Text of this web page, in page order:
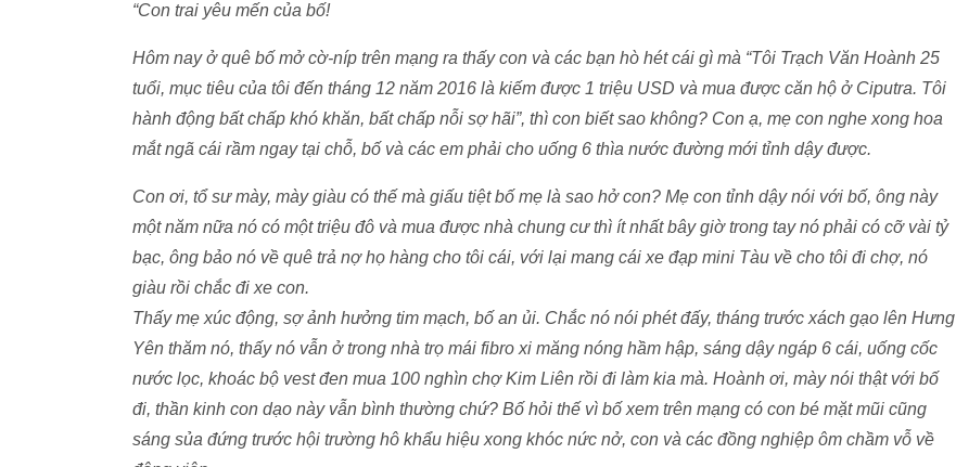
“Con trai yêu mến của bố!
Hôm nay ở quê bố mở cờ-níp trên mạng ra thấy con và các bạn hò hét cái gì mà “Tôi Trạch Văn Hoành 25
tuổi, mục tiêu của tôi đến tháng 12 năm 2016 là kiếm được 1 triệu USD và mua được căn hộ ở Ciputra. Tôi
hành động bất chấp khó khăn, bất chấp nỗi sợ hãi”, thì con biết sao không? Con ạ, mẹ con nghe xong hoa
mắt ngã cái rầm ngay tại chỗ, bố và các em phải cho uống 6 thìa nước đường mới tỉnh dậy được.
Con ơi, tổ sư mày, mày giàu có thế mà giấu tiệt bố mẹ là sao hở con? Mẹ con tỉnh dậy nói với bố, ông này
một năm nữa nó có một triệu đô và mua được nhà chung cư thì ít nhất bây giờ trong tay nó phải có cỡ vài tỷ
bạc, ông bảo nó về quê trả nợ họ hàng cho tôi cái, với lại mang cái xe đạp mini Tàu về cho tôi đi chợ, nó
giàu rồi chắc đi xe con.
Thấy mẹ xúc động, sợ ảnh hưởng tim mạch, bố an ủi. Chắc nó nói phét đấy, tháng trước xách gạo lên Hưng
Yên thăm nó, thấy nó vẫn ở trong nhà trọ mái fibro xi măng nóng hầm hập, sáng dậy ngáp 6 cái, uống cốc
nước lọc, khoác bộ vest đen mua 100 nghìn chợ Kim Liên rồi đi làm kia mà. Hoành ơi, mày nói thật với bố
đi, thần kinh con dạo này vẫn bình thường chứ? Bố hỏi thế vì bố xem trên mạng có con bé mặt mũi cũng
sáng sủa đứng trước hội trường hô khẩu hiệu xong khóc nức nở, con và các đồng nghiệp ôm chầm vỗ về